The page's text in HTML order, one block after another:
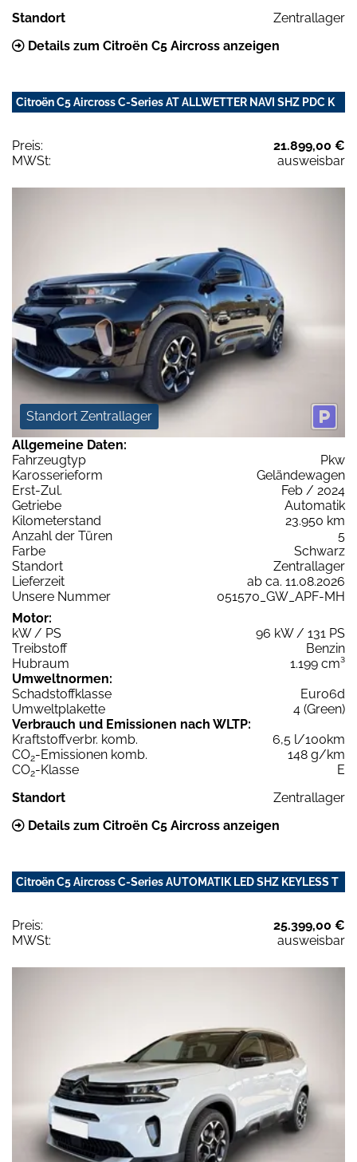
Standort
Zentrallager
Details zum Citroën C5 Aircross anzeigen
Citroën C5 Aircross C-Series AT ALLWETTER NAVI SHZ PDC K
Preis:
21.899,00 €
MWSt:
ausweisbar
Standort Zentrallager
Allgemeine Daten:
Fahrzeugtyp
Pkw
Karosserieform
Geländewagen
Erst-Zul.
Feb / 2024
Getriebe
Automatik
Kilometerstand
23.950 km
Anzahl der Türen
5
Farbe
Schwarz
Standort
Zentrallager
Lieferzeit
ab ca. 11.08.2026
Unsere Nummer
051570_GW_APF-MH
Motor:
kW / PS
96 kW / 131 PS
Treibstoff
Benzin
Hubraum
1.199 cm³
Umweltnormen:
Schadstoffklasse
Euro6d
Umweltplakette
4 (Green)
Verbrauch und Emissionen nach WLTP:
Kraftstoffverbr. komb.
6,5 l/100km
CO2-Emissionen komb.
148 g/km
CO2-Klasse
E
Standort
Zentrallager
Details zum Citroën C5 Aircross anzeigen
Citroën C5 Aircross C-Series AUTOMATIK LED SHZ KEYLESS T
Preis:
25.399,00 €
MWSt:
ausweisbar